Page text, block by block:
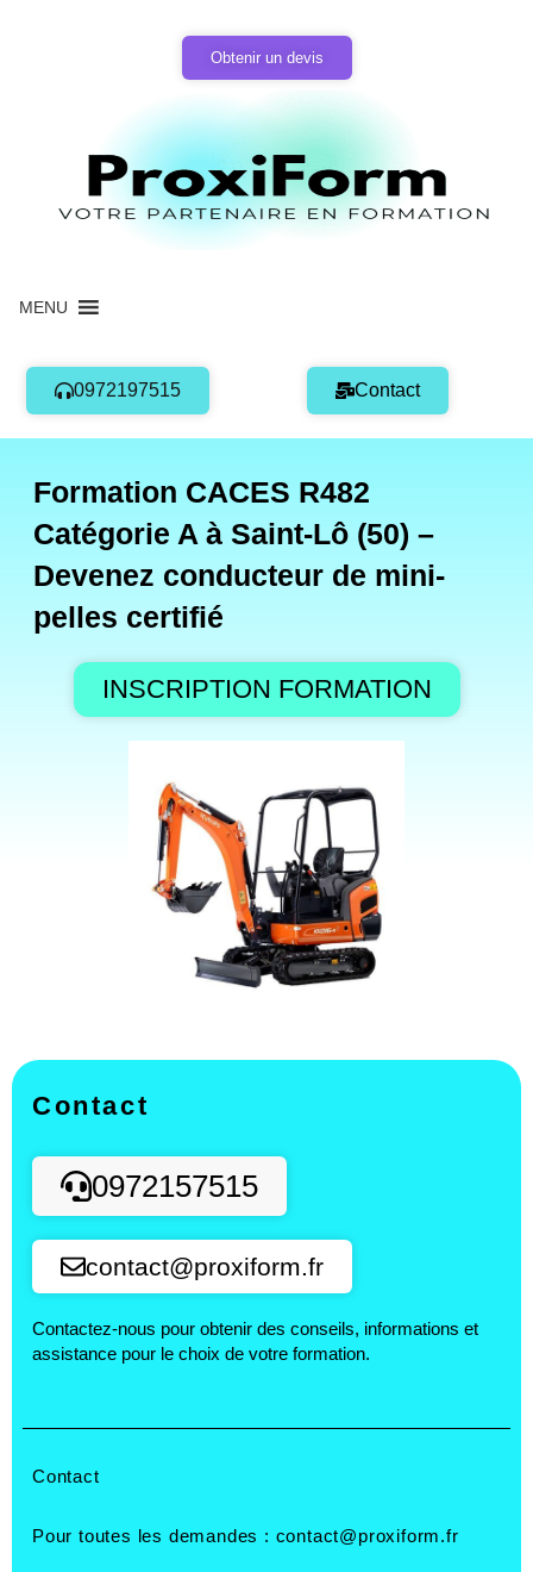
Obtenir un devis
MENU
0972197515 Contact
Formation CACES R482
Catégorie A à Saint-Lô (50) –
Devenez conducteur de mini-
pelles certifié
INSCRIPTION FORMATION
Contact
0972157515
contact@proxiform.fr
Contactez-nous pour obtenir des conseils, informations et
assistance pour le choix de votre formation.
Contact
Pour toutes les demandes : contact@proxiform.fr